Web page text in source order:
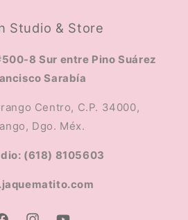
Studio & Store
8 Sur entre Pino Suárez
Sarabía
Centro, C.P. 34000,
Dgo. Méx.
(618) 8105603